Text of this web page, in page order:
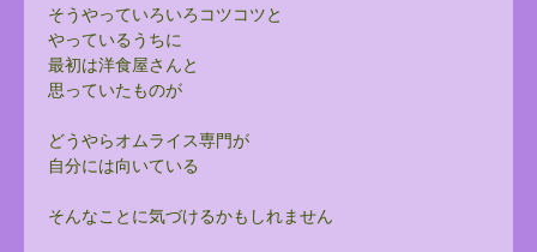
そうやっていろいろコツコツと
やっているうちに
最初は洋食屋さんと
思っていたものが
どうやらオムライス専門が
自分には向いている
そんなことに気づけるかもしれません